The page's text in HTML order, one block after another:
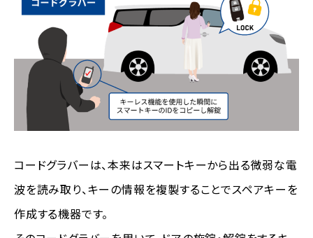
コードグラバーは、本来はスマートキーから出る微弱な電
波を読み取り、キーの情報を複製することでスペアキーを
作成する機器です。